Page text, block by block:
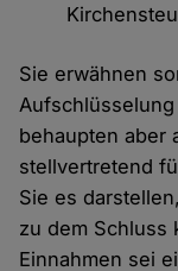
Sie erwähnen
behaupten aber
stellvertretend
Sie es
zu dem Schluss
Einnahmen sei